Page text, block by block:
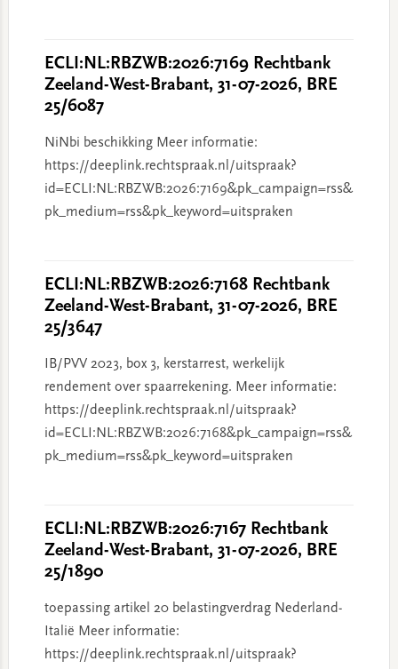
ECLI:NL:RBZWB:2026:7169 Rechtbank
Zeeland-West-Brabant, 31-07-2026, BRE
25/6087
NiNbi beschikking Meer informatie:
https://deeplink.rechtspraak.nl/uitspraak?
id=ECLI:NL:RBZWB:2026:7169&pk_campaign=rss&
pk_medium=rss&pk_keyword=uitspraken
ECLI:NL:RBZWB:2026:7168 Rechtbank
Zeeland-West-Brabant, 31-07-2026, BRE
25/3647
IB/PVV 2023, box 3, kerstarrest, werkelijk
rendement over spaarrekening. Meer informatie:
https://deeplink.rechtspraak.nl/uitspraak?
id=ECLI:NL:RBZWB:2026:7168&pk_campaign=rss&
pk_medium=rss&pk_keyword=uitspraken
ECLI:NL:RBZWB:2026:7167 Rechtbank
Zeeland-West-Brabant, 31-07-2026, BRE
25/1890
toepassing artikel 20 belastingverdrag Nederland-
Italië Meer informatie:
https://deeplink.rechtspraak.nl/uitspraak?